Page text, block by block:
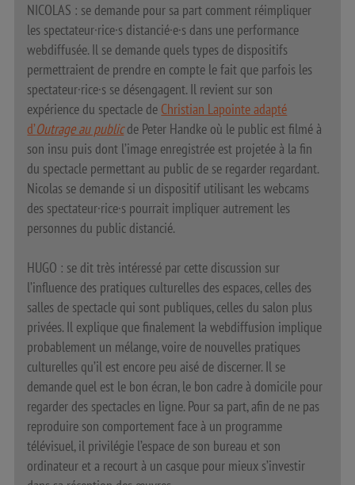
NICOLAS : se demande pour sa part comment réimpliquer
les spectateur·rice·s distancié·e·s dans une performance
webdiffusée. Il se demande quels types de dispositifs
permettraient de prendre en compte le fait que parfois les
spectateur·rice·s se désengagent. Il revient sur son
expérience du spectacle de Christian Lapointe adapté
d’Outrage au publicde Peter Handke où le public est filmé à
son insu puis dont l’image enregistrée est projetée à la fin
du spectacle permettant au public de se regarder regardant.
Nicolas se demande si un dispositif utilisant les webcams
des spectateur·rice·s pourrait impliquer autrement les
personnes du public distancié.
HUGO : se dit très intéressé par cette discussion sur
l’influence des pratiques culturelles des espaces, celles des
salles de spectacle qui sont publiques, celles du salon plus
privées. Il explique que finalement la webdiffusion implique
probablement un mélange, voire de nouvelles pratiques
culturelles qu’il est encore peu aisé de discerner. Il se
demande quel est le bon écran, le bon cadre à domicile pour
regarder des spectacles en ligne. Pour sa part, afin de ne pas
reproduire son comportement face à un programme
télévisuel, il privilégie l’espace de son bureau et son
ordinateur et a recourt à un casque pour mieux s’investir